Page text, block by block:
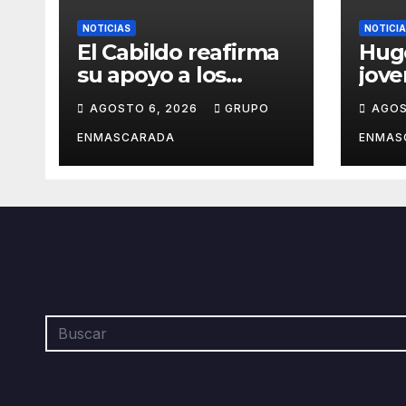
NOTICIAS
El Cabildo reafirma
su apoyo a los
artesanos y
diseñadores del
Carnaval de
Tenerife
AGOSTO 6, 2026 GRUPO
ENMASCARADA
por